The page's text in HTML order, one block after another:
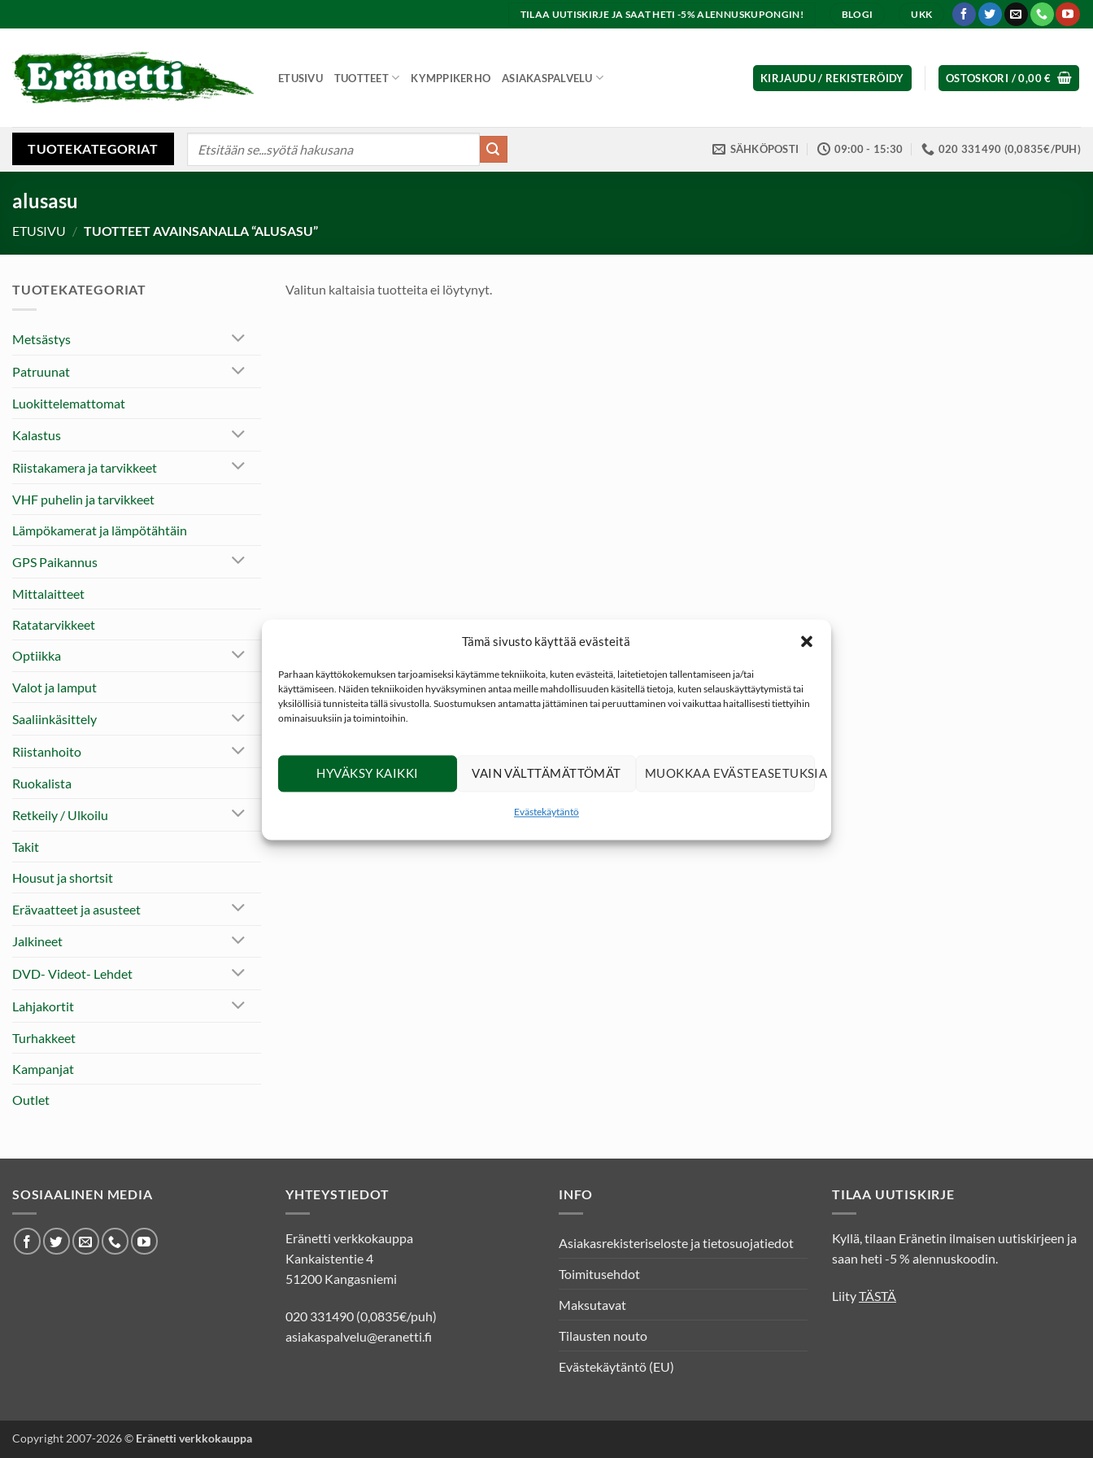
Tämä sivusto käyttää evästeitä
Parhaan käyttökokemuksen tarjoamiseksi käytämme tekniikoita, kuten evästeitä, laitetietojen tallentamiseen ja/tai
käyttämiseen. Näiden tekniikoiden hyväksyminen antaa meille mahdollisuuden käsitellä tietoja, kuten selauskäyttäytymistä tai
yksilöllisiä tunnisteita tällä sivustolla. Suostumuksen antamatta jättäminen tai peruuttaminen voi vaikuttaa haitallisesti tiettyihin
ominaisuuksiin ja toimintoihin.
HYVÄKSY KAIKKI VAIN VÄLTTÄMÄTTÖMÄT MUOKKAA EVÄSTEASETUKSIA
Evästekäytäntö
to
content
TILAA UUTISKIRJE JA SAAT HETI -5% ALENNUSKUPONGIN! BLOGI UKK
ETUSIVU TUOTTEET KYMPPIKERHO ASIAKASPALVELU KIRJAUDU / REKISTERÖIDY OSTOSKORI /0,00€
TUOTEKATEGORIAT SÄHKÖPOSTI 09:00 - 15:30 020 331490 (0,0835€/PUH)
alusasu
ETUSIVU / TUOTTEET AVAINSANALLA “ALUSASU”
TUOTEKATEGORIAT
Metsästys
Patruunat
Luokittelemattomat
Kalastus
Riistakamera ja tarvikkeet
VHF puhelin ja tarvikkeet
Lämpökamerat ja lämpötähtäin
GPS Paikannus
Mittalaitteet
Ratatarvikkeet
Optiikka
Valot ja lamput
Saaliinkäsittely
Riistanhoito
Ruokalista
Retkeily / Ulkoilu
Takit
Housut ja shortsit
Erävaatteet ja asusteet
Jalkineet
DVD- Videot- Lehdet
Lahjakortit
Turhakkeet
Kampanjat
Outlet
Valitun kaltaisia tuotteita ei löytynyt.
SOSIAALINEN MEDIA YHTEYSTIEDOT
Eränetti verkkokauppa
Kankaistentie 4
51200 Kangasniemi
020 331490 (0,0835€/puh)
asiakaspalvelu@eranetti.fi
INFO
Asiakasrekisteriseloste ja tietosuojatiedot
Toimitusehdot
Maksutavat
Tilausten nouto
Evästekäytäntö (EU)
TILAA UUTISKIRJE
Kyllä, tilaan Eränetin ilmaisen uutiskirjeen ja
saan heti -5 % alennuskoodin.
LiityTÄSTÄ
Copyright 2007-2026 © Eränetti verkkokauppa